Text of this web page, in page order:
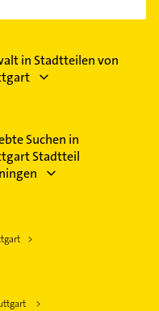
in Stadtteilen von
Suchen in
Stadtteil